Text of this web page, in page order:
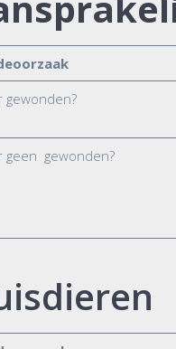
gewonden?
geen gewonden?